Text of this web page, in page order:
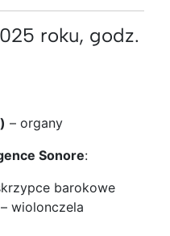
roku, godz.
– organy
Sonore:
barokowe
– wiolonczela